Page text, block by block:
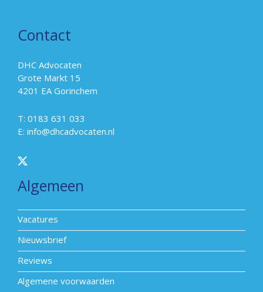
Contact
DHC Advocaten
Grote Markt 15
4201 EA Gorinchem
T: 0183 631 033
E: info@dhcadvocaten.nl
Algemeen
Vacatures
Nieuwsbrief
Reviews
Algemene voorwaarden